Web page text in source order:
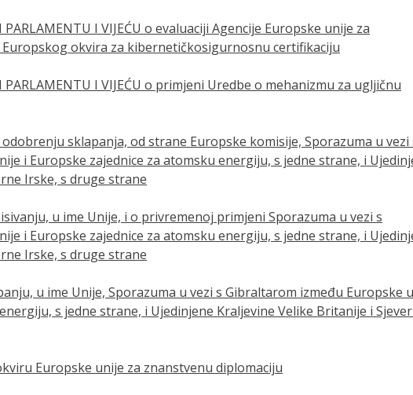
PARLAMENTU I VIJEĆU o evaluaciji Agencije Europske unije za
okvira za kibernetičkosigurnosnu certifikaciju
PARLAMENTU I VIJEĆU o primjeni Uredbe o mehanizmu za ugljičnu
odobrenju sklapanja, od strane Europske komisije, Sporazuma u vezi
i Europske zajednice za atomsku energiju, s jedne strane, i
Irske, s druge strane
u ime Unije, i o privremenoj primjeni Sporazuma u vezi s
i Europske zajednice za atomsku energiju, s jedne strane, i
Irske, s druge strane
u ime Unije, Sporazuma u vezi s Gibraltarom između Europske
s jedne strane, i Ujedinjene Kraljevine Velike Britanije i
Europske unije za znanstvenu diplomaciju